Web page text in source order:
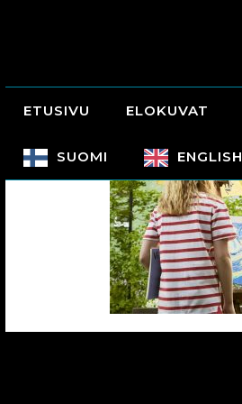
ETUSIVU ELOKUVAT
SUOMI ENGLISH